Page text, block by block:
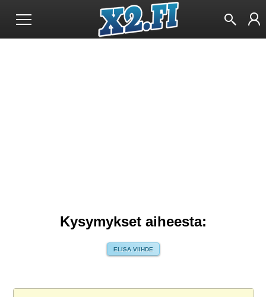
Kysymykset aiheesta:
ELISA VIIHDE